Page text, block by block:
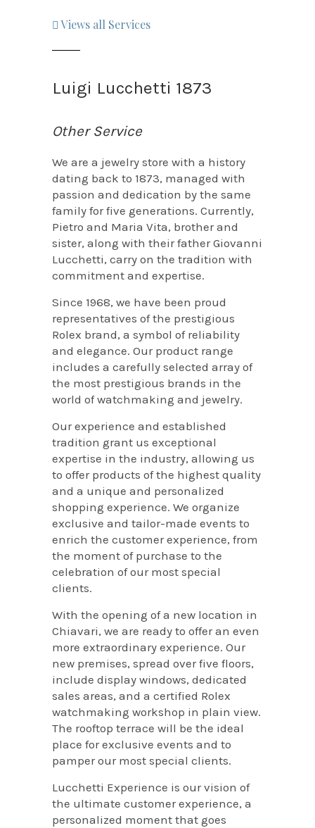
Views all Services
Luigi Lucchetti 1873
Other Service
We are a jewelry store with a history
dating back to 1873, managed with
passion and dedication by the same
family for five generations. Currently,
Pietro and Maria Vita, brother and
sister, along with their father Giovanni
Lucchetti, carry on the tradition with
commitment and expertise.
Since 1968, we have been proud
representatives of the prestigious
Rolex brand, a symbol of reliability
and elegance. Our product range
includes a carefully selected array of
the most prestigious brands in the
world of watchmaking and jewelry.
Our experience and established
tradition grant us exceptional
expertise in the industry, allowing us
to offer products of the highest quality
and a unique and personalized
shopping experience. We organize
exclusive and tailor-made events to
enrich the customer experience, from
the moment of purchase to the
celebration of our most special
clients.
With the opening of a new location in
Chiavari, we are ready to offer an even
more extraordinary experience. Our
new premises, spread over five floors,
include display windows, dedicated
sales areas, and a certified Rolex
watchmaking workshop in plain view.
The rooftop terrace will be the ideal
place for exclusive events and to
pamper our most special clients.
Lucchetti Experience is our vision of
the ultimate customer experience, a
personalized moment that goes